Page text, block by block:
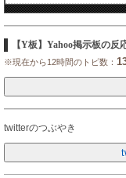
【Y板】Yahoo掲示板の反
※現在から12時間のトピ数：
twitterのつぶやき